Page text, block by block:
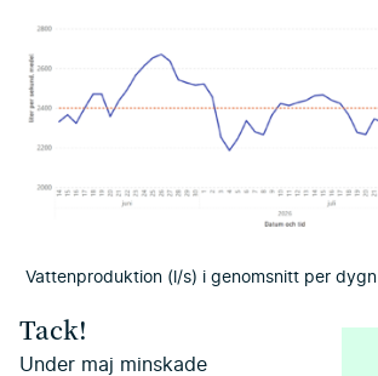
Vattenproduktion (l/s) i genomsnitt per dygn
Tack!
Under maj minskade